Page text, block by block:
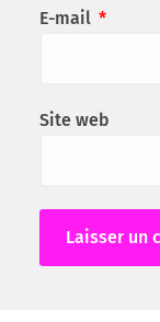
E-mail *
Site web